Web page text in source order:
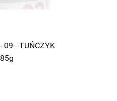
09 - TUŃCZYK